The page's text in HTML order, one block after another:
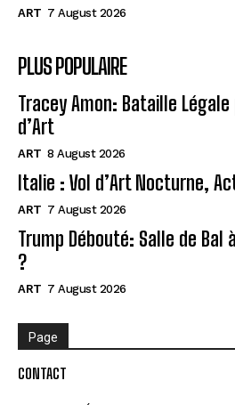
ART 7 August 2026
PLUS POPULAIRE
Tracey Amon: Bataille
d’Art
ART 8 August 2026
Italie : Vol d’Art Nocturne,
ART 7 August 2026
Trump Débouté: Salle de Bal
?
ART 7 August 2026
Page
CONTACT